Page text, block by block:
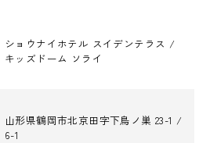
ショウナイホテル スイデンテラス /
キッズドーム ソライ
山形県鶴岡市北京田字下鳥ノ巣 23-1 /
6-1
情報